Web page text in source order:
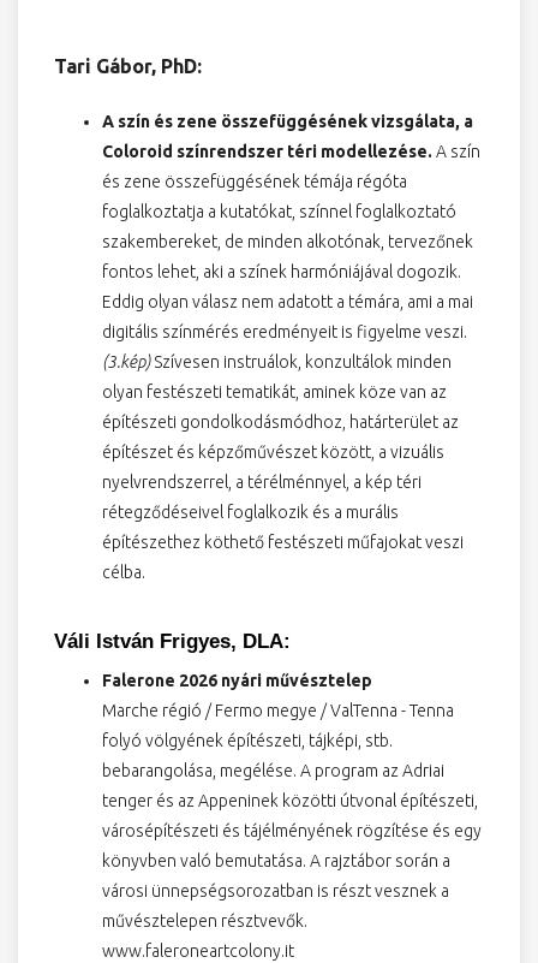
Tari Gábor, PhD:
A szín és zene összefüggésének vizsgálata, a
Coloroid színrendszer téri modellezése. A szín
és zene összefüggésének témája régóta
foglalkoztatja a kutatókat, színnel foglalkoztató
szakembereket, de minden alkotónak, tervezőnek
fontos lehet, aki a színek harmóniájával dogozik.
Eddig olyan válasz nem adatott a témára, ami a mai
digitális színmérés eredményeit is figyelme veszi.
(3.kép)Szívesen instruálok, konzultálok minden
olyan festészeti tematikát, aminek köze van az
építészeti gondolkodásmódhoz, határterület az
építészet és képzőművészet között, a vizuális
nyelvrendszerrel, a térélménnyel, a kép téri
rétegződéseivel foglalkozik és a murális
építészethez köthető festészeti műfajokat veszi
célba.
Váli István Frigyes, DLA:
Falerone 2026 nyári művésztelep
Marche régió / Fermo megye / ValTenna - Tenna
folyó völgyének építészeti, tájképi, stb.
bebarangolása, megélése. A program az Adriai
tenger és az Appeninek közötti útvonal építészeti,
városépítészeti és tájélményének rögzítése és egy
könyvben való bemutatása. A rajztábor során a
városi ünnepségsorozatban is részt vesznek a
művésztelepen résztvevők.
www.faleroneartcolony.it